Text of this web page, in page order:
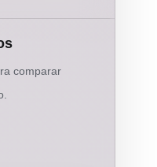
comparar